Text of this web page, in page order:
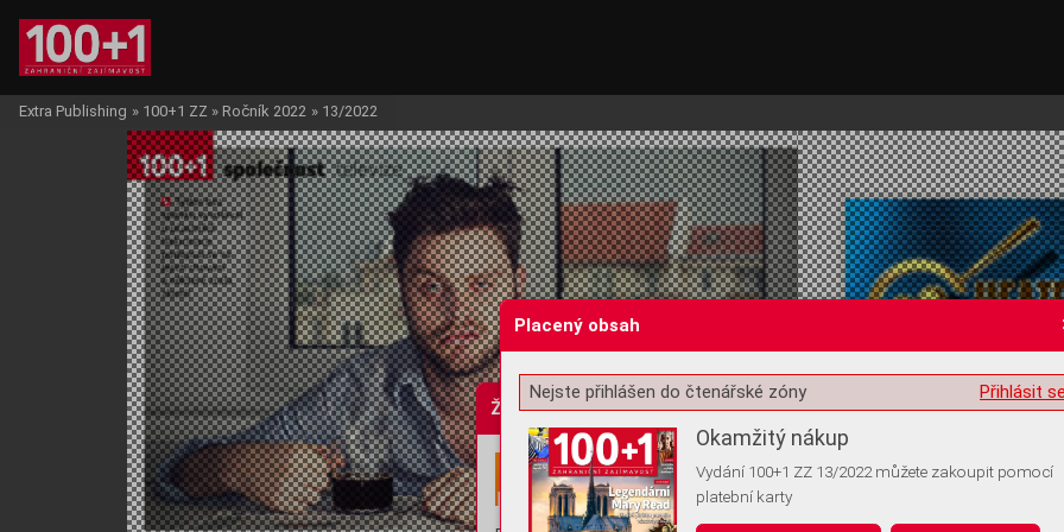
Žádost o souhlas s ukládáním volitelných informací
Extra Publishing » 100+1 ZZ » Ročník 2022 » 13/2022
Placený obsah
Přihlásit
Nejste přihlášen do čtenářské zóny
Okamžitý nákup
Vydání 100+1 ZZ 13/2022 můžete zakoupit pomocí
platební karty